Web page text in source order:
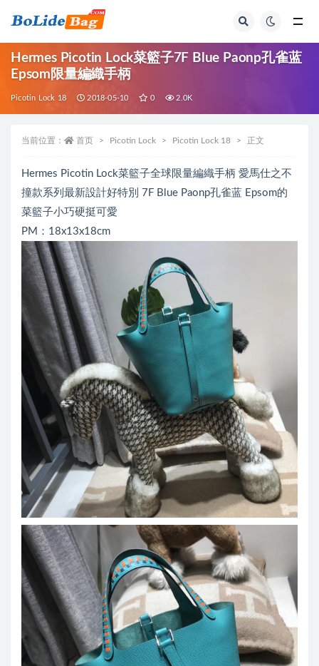
Hermes Picotin Lock菜籃子7F Blue Paonp孔雀蓝
Epsom限量編織手柄
Picotin Lock 18 2018-05-10 0 2.0K
当前位置： 首页 Picotin Lock Picotin Lock 18 正文
Hermes Picotin Lock菜籃子全球限量編織手柄 愛馬仕之不
撞款系列最新設計好特別 7F Blue Paonp孔雀蓝 Epsom的
菜籃子小巧硬挺可愛
PM：18x13x18cm